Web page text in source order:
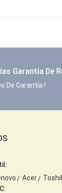
Garantía De
De Garantía !
Acer